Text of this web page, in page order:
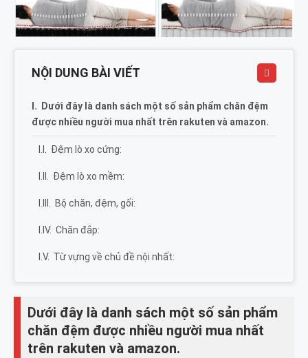
NỘI DUNG BÀI VIẾT
Dưới đây là danh sách một số sản phẩm chăn đệm
được nhiều người mua nhất trên rakuten và amazon.
Đệm lò xo cứng:
Đệm lò xo mềm:
Bộ chăn, đệm, gối:
Chăn đắp:
Từ vựng về chủ đề nội nhất:
Dưới đây là danh sách một số sản phẩm
chăn đệm được nhiều người mua nhất
trên rakuten và amazon.